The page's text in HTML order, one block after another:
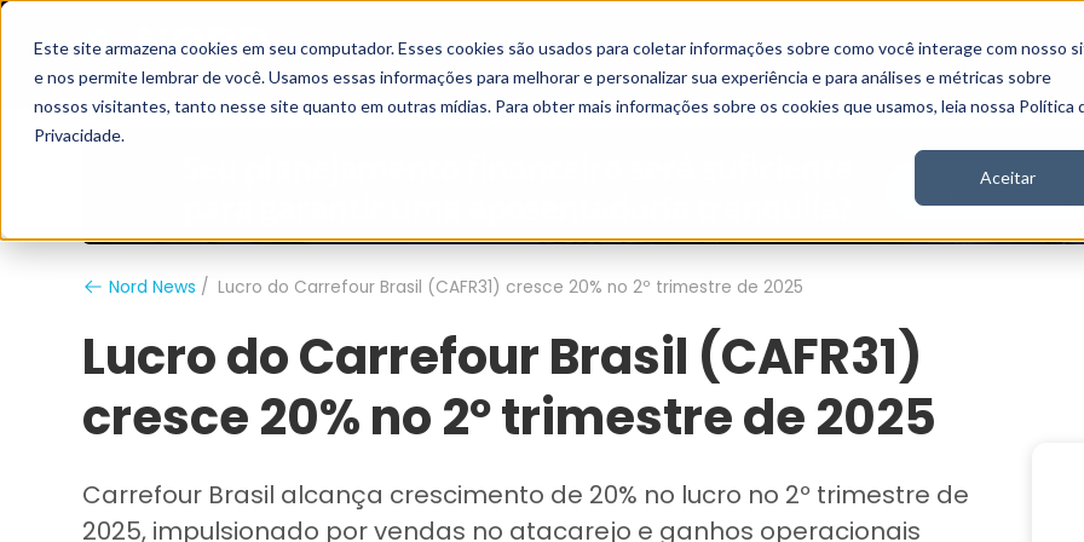
Este site armazena cookies em seu computador. Esses cookies são usados para coletar informações sobre como você interage com nosso
e nos permite lembrar de você. Usamos essas informações para melhorar e personalizar sua experiência e para análises e métricas sobre
nossos visitantes, tanto nesse site quanto em outras mídias. Para obter mais informações sobre os cookies que usamos, leia nossa Política
Privacidade.
Aceitar
Grupo Nord Analistas Vídeos Stories Inscreva-se
Nord News Lucro do Carrefour Brasil (CAFR31) cresce 20% no 2º trimestre de 2025
Lucro do Carrefour Brasil (CAFR31)
cresce 20% no 2º trimestre de 2025
Carrefour Brasil alcança crescimento de 20% no lucro no 2º trimestre de
2025, impulsionado por vendas no atacarejo e ganhos operacionais